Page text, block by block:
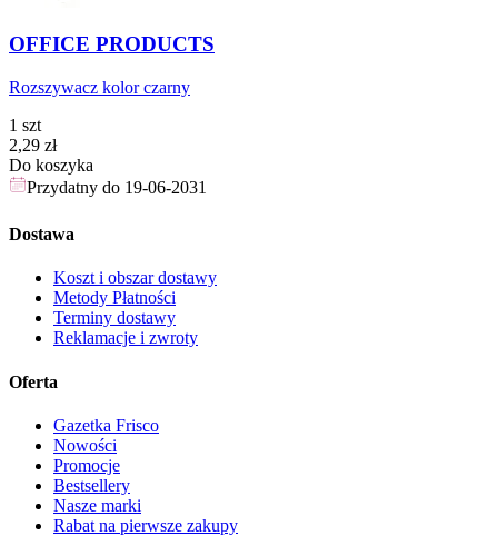
OFFICE PRODUCTS
Rozszywacz kolor czarny
1 szt
Cena
2,29 zł
Do koszyka
Przydatny do 19-06-2031
Dostawa
Koszt i obszar dostawy
Metody Płatności
Terminy dostawy
Reklamacje i zwroty
Oferta
Gazetka Frisco
Nowości
Promocje
Bestsellery
Nasze marki
Rabat na pierwsze zakupy